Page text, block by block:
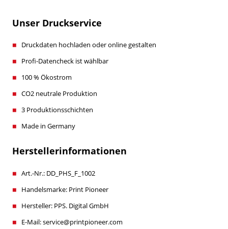
Unser Druckservice
Druckdaten hochladen oder online gestalten
Profi-Datencheck ist wählbar
100 % Ökostrom
CO2 neutrale Produktion
3 Produktionsschichten
Made in Germany
Herstellerinformationen
Art.-Nr.: DD_PHS_F_1002
Handelsmarke: Print Pioneer
Hersteller: PPS. Digital GmbH
E-Mail: service@printpioneer.com